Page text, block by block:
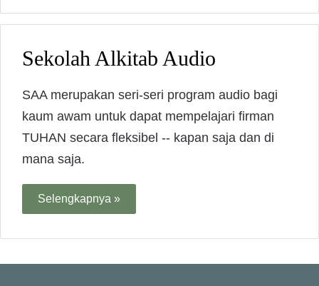
Sekolah Alkitab Audio
SAA merupakan seri-seri program audio bagi
kaum awam untuk dapat mempelajari firman
TUHAN secara fleksibel -- kapan saja dan di
mana saja.
Selengkapnya »